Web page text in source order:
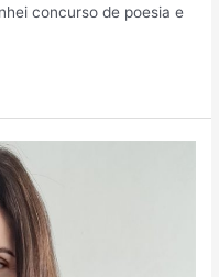
concurso de poesia e